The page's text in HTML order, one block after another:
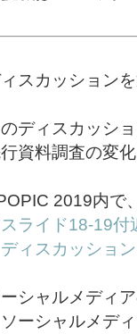
スカッション
ディスカッシ
資料調査の変
2019内で
スライド18-19
ィスカッショ
シャルメディ
ソーシャルメデ